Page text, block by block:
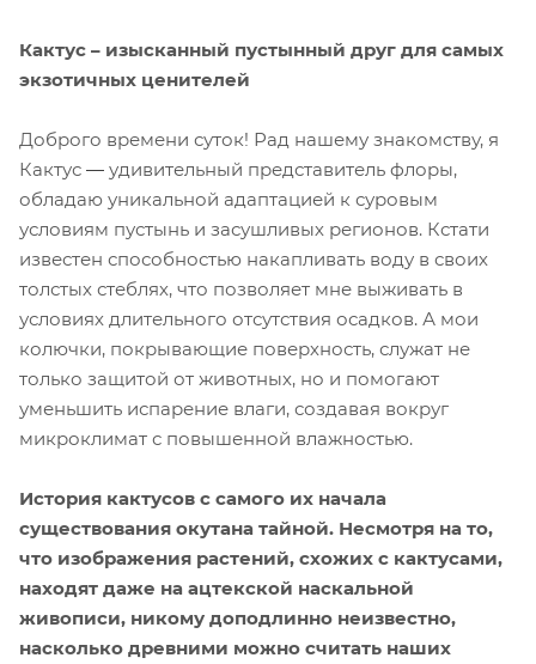
Кактус – изысканный пустынный друг для самых
экзотичных ценителей
Доброго времени суток! Рад нашему знакомству, я
Кактус — удивительный представитель флоры,
обладаю уникальной адаптацией к суровым
условиям пустынь и засушливых регионов. Кстати
известен способностью накапливать воду в своих
толстых стеблях, что позволяет мне выживать в
условиях длительного отсутствия осадков. А мои
колючки, покрывающие поверхность, служат не
только защитой от животных, но и помогают
уменьшить испарение влаги, создавая вокруг
микроклимат с повышенной влажностью.
История кактусов с самого их начала
существования окутана тайной. Несмотря на то,
что изображения растений, схожих с кактусами,
находят даже на ацтекской наскальной
живописи, никому доподлинно неизвестно,
насколько древними можно считать наших